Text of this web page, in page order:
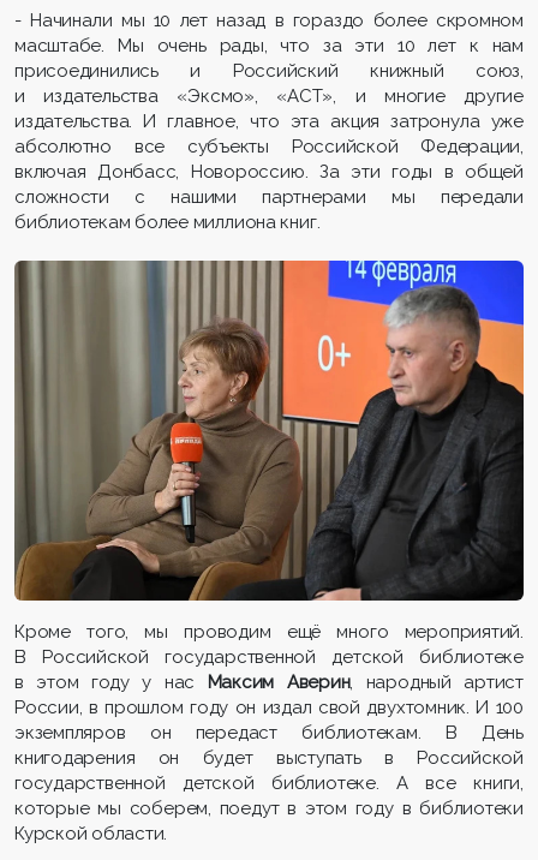
- Начинали мы 10 лет назад в гораздо более скромном
масштабе. Мы очень рады, что за эти 10 лет к нам
присоединились и Российский книжный союз,
и издательства «Эксмо», «АСТ», и многие другие
издательства. И главное, что эта акция затронула уже
абсолютно все субъекты Российской Федерации,
включая Донбасс, Новороссию. За эти годы в общей
сложности с нашими партнерами мы передали
библиотекам более миллиона книг.
Кроме того, мы проводим ещё много мероприятий.
В Российской государственной детской библиотеке
в этом году у нас Максим Аверин, народный артист
России, в прошлом году он издал свой двухтомник. И 100
экземпляров он передаст библиотекам. В День
книгодарения он будет выступать в Российской
государственной детской библиотеке. А все книги,
которые мы соберем, поедут в этом году в библиотеки
Курской области.